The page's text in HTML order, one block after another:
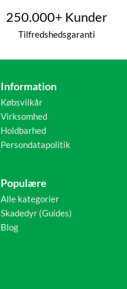
250.000+ Kunder
Tilfredshedsgaranti
Information
Købsvilkår
Virksomhed
Holdbarhed
Persondatapolitik
Populære
Alle kategorier
Skadedyr (Guides)
Blog